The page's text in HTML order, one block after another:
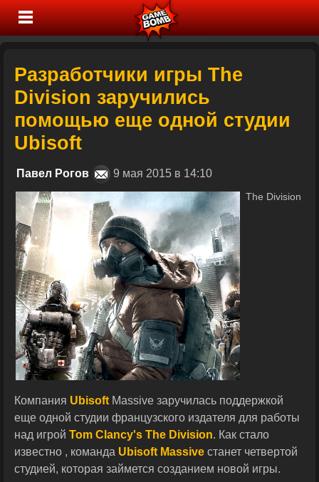
Разработчики игры The
Division заручились
помощью еще одной студии
Ubisoft
Павел Рогов 9 мая 2015 в 14:10
The Division
Компания Ubisoft Massive заручилась поддержкой
еще одной студии французского издателя для работы
над игрой Tom Clancy's The Division. Как стало
известно , команда Ubisoft Massive станет четвертой
студией, которая займется созданием новой игры.